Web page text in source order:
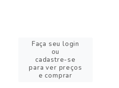
Faça seu login
ou
cadastre-se
para ver preços
e comprar